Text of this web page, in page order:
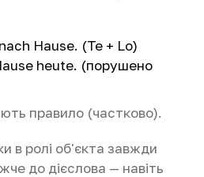
Hause. (Te + Lo)
heute. (порушено
правило (частково).
в ролі об'єкта завжди
до дієслова — навіть